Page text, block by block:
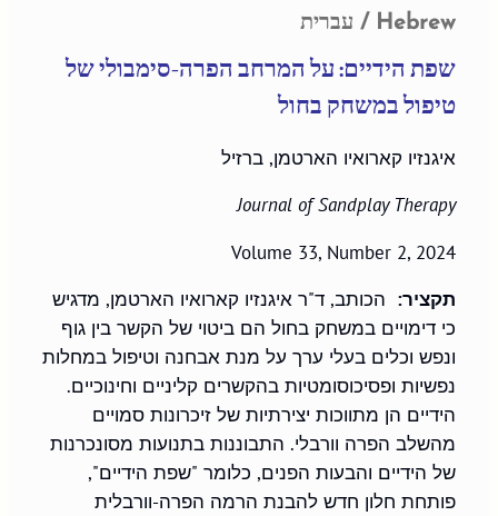
עברית / Hebrew
שפת הידיים: על המרחב הפרה-סימבולי של
טיפול במשחק בחול
איגנזיו קארואיו הארטמן, ברזיל
Journal of Sandplay Therapy
Volume 33, Number 2, 2024
תקציר: הכותב, ד"ר איגנזיו קארואיו הארטמן, מדגיש
כי דימויים במשחק בחול הם ביטוי של הקשר בין גוף
ונפש וכלים בעלי ערך על מנת אבחנה וטיפול במחלות
נפשיות ופסיכוסומטיות בהקשרים קליניים וחינוכיים.
הידיים הן מתווכות יצירתיות של זיכרונות סמויים
מהשלב הפרה וורבלי. התבוננות בתנועות מסונכרנות
של הידיים והבעות הפנים, כלומר "שפת הידיים",
פותחת חלון חדש להבנת הרמה הפרה-וורבלית